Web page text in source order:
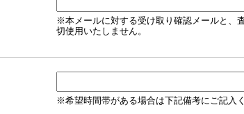
※本メールに対する受け取り確認メールと、
切使用いたしません。
※希望時間帯がある場合は下記備考にご記入